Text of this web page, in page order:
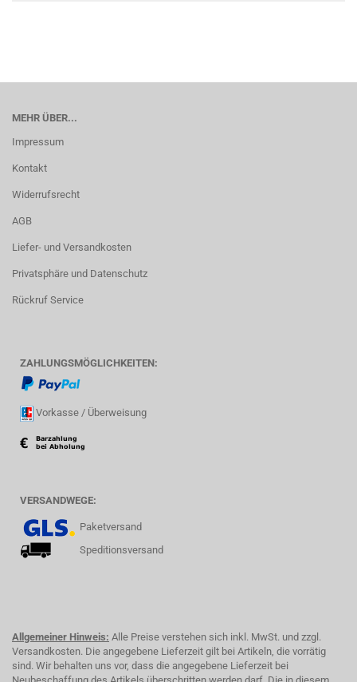
MEHR ÜBER...
Impressum
Kontakt
Widerrufsrecht
AGB
Liefer- und Versandkosten
Privatsphäre und Datenschutz
Rückruf Service
ZAHLUNGSMÖGLICHKEITEN:
Vorkasse / Überweisung
VERSANDWEGE:
Paketversand
Speditionsversand
Allgemeiner Hinweis: Alle Preise verstehen sich inkl. MwSt. und zzgl.
Versandkosten. Die angegebene Lieferzeit gilt bei Artikeln, die vorrätig
sind. Wir behalten uns vor, dass die angegebene Lieferzeit bei